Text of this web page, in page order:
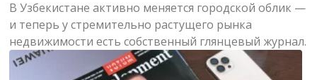
В Узбекистане активно меняется городской облик —
и теперь у стремительно растущего рынка
недвижимости есть собственный глянцевый журнал.